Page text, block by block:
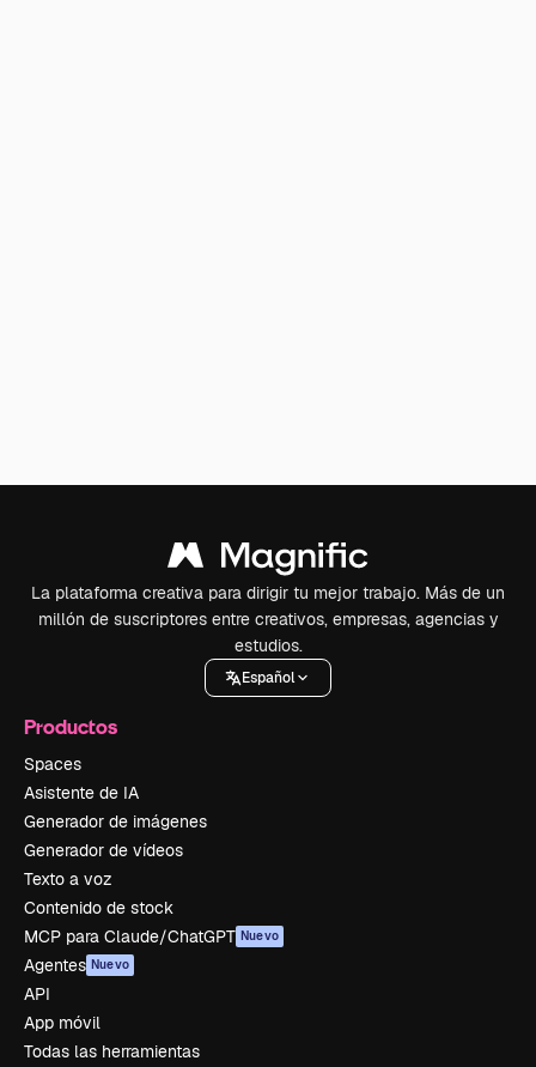
La plataforma creativa para dirigir tu mejor trabajo. Más de un
millón de suscriptores entre creativos, empresas, agencias y
estudios.
Español
Productos
Spaces
Asistente de IA
Generador de imágenes
Generador de vídeos
Texto a voz
Contenido de stock
MCP para Claude/ChatGPT Nuevo
Agentes Nuevo
API
App móvil
Todas las herramientas